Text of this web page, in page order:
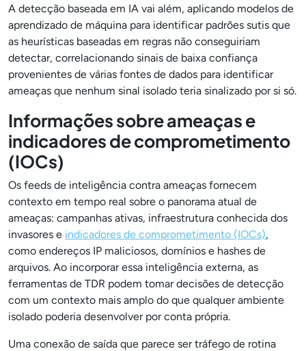
A detecção baseada em IA vai além, aplicando modelos de
aprendizado de máquina para identificar padrões sutis que
as heurísticas baseadas em regras não conseguiriam
detectar, correlacionando sinais de baixa confiança
provenientes de várias fontes de dados para identificar
ameaças que nenhum sinal isolado teria sinalizado por si só.
Informações sobre ameaças e
indicadores de comprometimento
(IOCs)
Os feeds de inteligência contra ameaças fornecem
contexto em tempo real sobre o panorama atual de
ameaças: campanhas ativas, infraestrutura conhecida dos
invasores e indicadores de comprometimento (IOCs),
como endereços IP maliciosos, domínios e hashes de
arquivos. Ao incorporar essa inteligência externa, as
ferramentas de TDR podem tomar decisões de detecção
com um contexto mais amplo do que qualquer ambiente
isolado poderia desenvolver por conta própria.
Uma conexão de saída que parece ser tráfego de rotina